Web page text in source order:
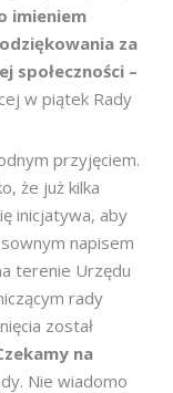
imieniem
za
społeczności –
w piątek Rady
przyjęciem.
że już kilka
inicjatywa, aby
napisem
terenie Urzędu
rady
został
na
Nie wiadomo